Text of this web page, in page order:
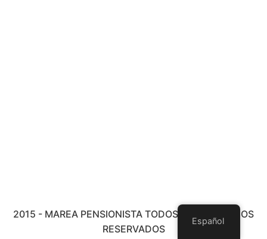
2015 - MAREA PENSIONISTA TODOS LOS DERECHOS
RESERVADOS
Español